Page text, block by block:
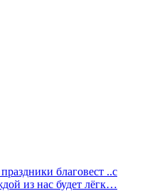
благовест ..с
из нас будет лёгк…